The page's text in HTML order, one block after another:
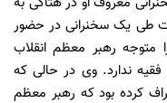
طی یک سخنرانی در حضور
رهبر معظم انقلاب
ندارد. وی در حالی که
کرده بود که رهبر معظم